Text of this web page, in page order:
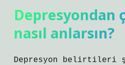
Depresyondan
nasıl anlarsın?
Depresyon belirtileri